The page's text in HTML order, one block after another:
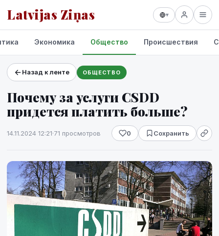
Latvijas Ziņas ▾
Проекты и сервисы
Прогноз погоды
Экономика Общество Происшествия
Назад к ленте ОБЩЕСТВО
Почему за услуги CSDD
придется платить больше?
14.11.2024 12:21·71 просмотров 0 Сохранить